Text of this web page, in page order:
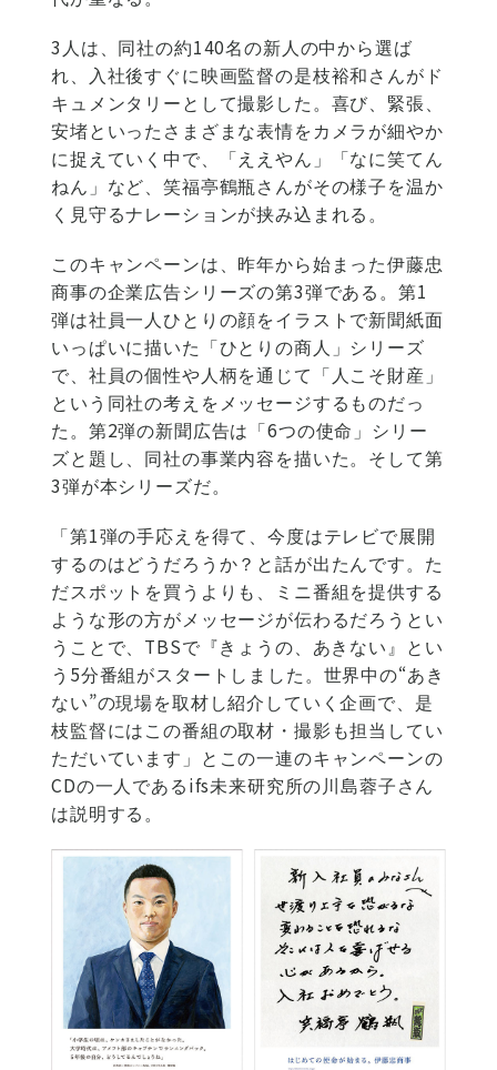
3人は、同社の約140名の新人の中から選ば
れ、入社後すぐに映画監督の是枝裕和さんがド
キュメンタリーとして撮影した。喜び、緊張、
安堵といったさまざまな表情をカメラが細やか
に捉えていく中で、「ええやん」「なに笑てん
ねん」など、笑福亭鶴瓶さんがその様子を温か
く見守るナレーションが挟み込まれる。
このキャンペーンは、昨年から始まった伊藤忠
商事の企業広告シリーズの第3弾である。第1
弾は社員一人ひとりの顔をイラストで新聞紙面
いっぱいに描いた「ひとりの商人」シリーズ
で、社員の個性や人柄を通じて「人こそ財産」
という同社の考えをメッセージするものだっ
た。第2弾の新聞広告は「6つの使命」シリー
ズと題し、同社の事業内容を描いた。そして第
3弾が本シリーズだ。
「第1弾の手応えを得て、今度はテレビで展開
するのはどうだろうか？と話が出たんです。た
だスポットを買うよりも、ミニ番組を提供する
ような形の方がメッセージが伝わるだろうとい
うことで、TBSで『きょうの、あきない』とい
う5分番組がスタートしました。世界中の“あき
ない”の現場を取材し紹介していく企画で、是
枝監督にはこの番組の取材・撮影も担当してい
ただいています」とこの一連のキャンペーンの
CDの一人であるifs未来研究所の川島蓉子さん
は説明する。